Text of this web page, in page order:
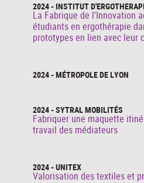
2024 - INSTITUT
La Fabrique de l'Innovation
étudiants en ergothérapie
prototypes en lien avec leur
2024 - MÉTROPOLE DE LYON
2024 - SYTRAL MOBILITÉS
Fabriquer une maquette
travail des médiateurs
2024 - UNITEX
Valorisation des textiles et